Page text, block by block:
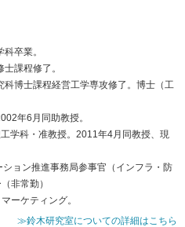
卒業。
課程修了。
博士課程経営工学専攻修了。博士（工
年6月同助教授。
学科・准教授。2011年4月同教授、現
ョン推進事務局参事官（インフラ・防
非常勤）
ーケティング。
≫鈴木研究室についての詳細はこちら